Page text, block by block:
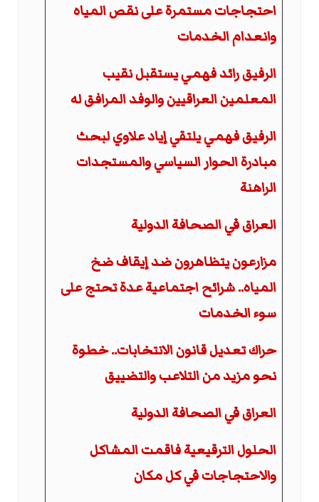
احتجاجات مستمرة على نقص المياه
وانعدام الخدمات
الرفيق رائد فهمي يستقبل نقيب
المعلمين العراقيين والوفد المرافق له
الرفيق فهمي يلتقي إياد علاوي لبحث
مبادرة الحوار السياسي والمستجدات
الراهنة
العراق في الصحافة الدولية
مزارعون يتظاهرون ضد إيقاف ضخ
المياه.. شرائح اجتماعية عدة تحتج على
سوء الخدمات
حراك تعديل قانون الانتخابات.. خطوة
نحو مزيد من التلاعب والتضييق
العراق في الصحافة الدولية
الحلول الترقيعية فاقمت المشاكل
والاحتجاجات في كل مكان